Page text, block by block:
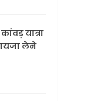
यात्रा
लेने